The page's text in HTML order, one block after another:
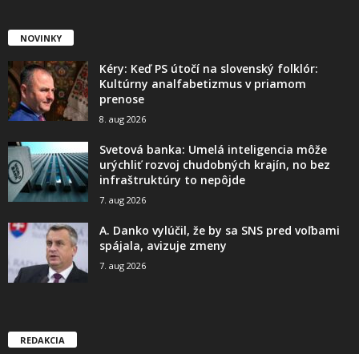
NOVINKY
Kéry: Keď PS útočí na slovenský folklór:
Kultúrny analfabetizmus v priamom
prenose
8. aug 2026
Svetová banka: Umelá inteligencia môže
urýchliť rozvoj chudobných krajín, no bez
infraštruktúry to nepôjde
7. aug 2026
A. Danko vylúčil, že by sa SNS pred voľbami
spájala, avizuje zmeny
7. aug 2026
REDAKCIA